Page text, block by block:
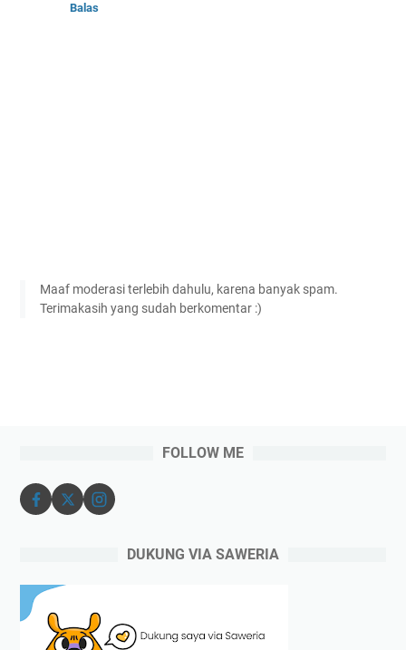
Balas
Maaf moderasi terlebih dahulu, karena banyak spam.
Terimakasih yang sudah berkomentar :)
FOLLOW ME
DUKUNG VIA SAWERIA